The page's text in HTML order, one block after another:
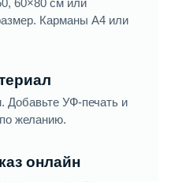
60×80 см или
Карманы А4 или
УФ-печать и
желанию.
онлайн